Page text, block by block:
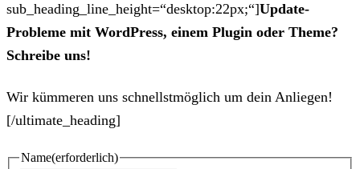
sub_heading_line_height=“desktop:22px;“]Update-
Probleme mit WordPress, einem Plugin oder Theme?
Schreibe uns!
Wir kümmeren uns schnellstmöglich um dein Anliegen!
[/ultimate_heading]
Name(erforderlich)